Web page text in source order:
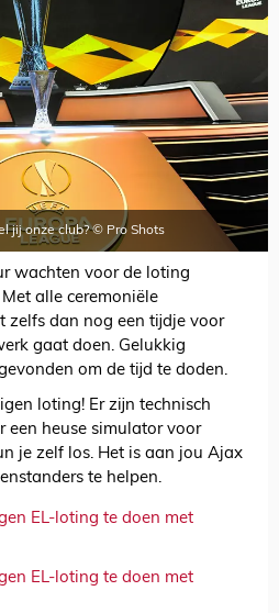
jij onze club? © Pro Shots
wachten voor de loting
alle ceremoniële
zelfs dan nog een tijdje voor
gaat doen. Gelukkig
om de tijd te doden.
loting! Er zijn technisch
een heuse simulator voor
je zelf los. Het is aan jou Ajax
te helpen.
EL-loting te doen met
EL-loting te doen met